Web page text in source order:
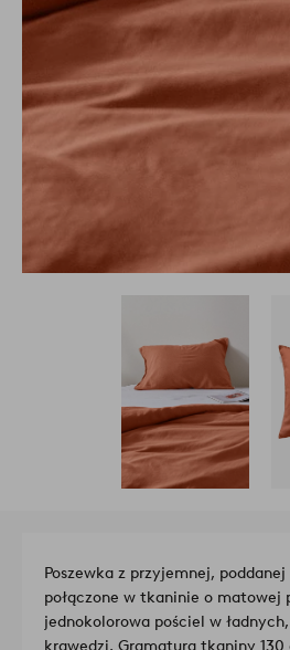
Poszewka z przyjemnej,
połączone w tkaninie o
jednokolorowa pościel w
krawędzi. Gramatura tkaniny 130